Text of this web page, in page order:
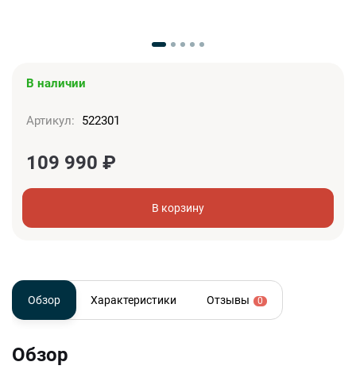
В наличии
Артикул: 522301
109 990 ₽
В корзину
Обзор Характеристики Отзывы 0
Обзор